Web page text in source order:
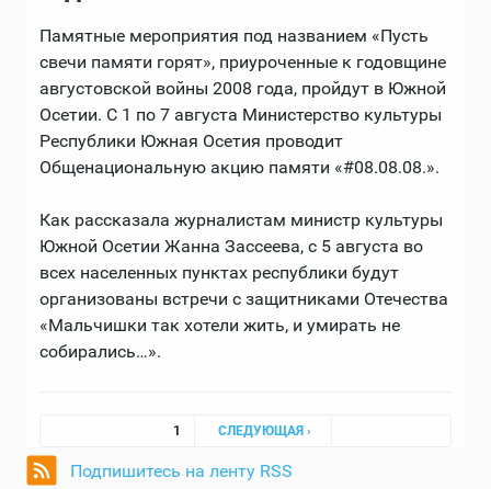
Памятные мероприятия под названием «Пусть
свечи памяти горят», приуроченные к годовщине
августовской войны 2008 года, пройдут в Южной
Осетии. С 1 по 7 августа Министерство культуры
Республики Южная Осетия проводит
Общенациональную акцию памяти «#08.08.08.».
Как рассказала журналистам министр культуры
Южной Осетии Жанна Зассеева, с 5 августа во
всех населенных пунктах республики будут
организованы встречи с защитниками Отечества
«Мальчишки так хотели жить, и умирать не
собирались…».
Страницы
1 СЛЕДУЮЩАЯ ›
Подпишитесь на ленту RSS